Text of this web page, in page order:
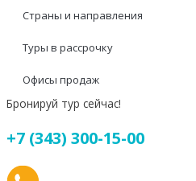
Страны и направления
Туры в рассрочку
Офисы продаж
Бронируй тур сейчас!
+7 (343) 300-15-00